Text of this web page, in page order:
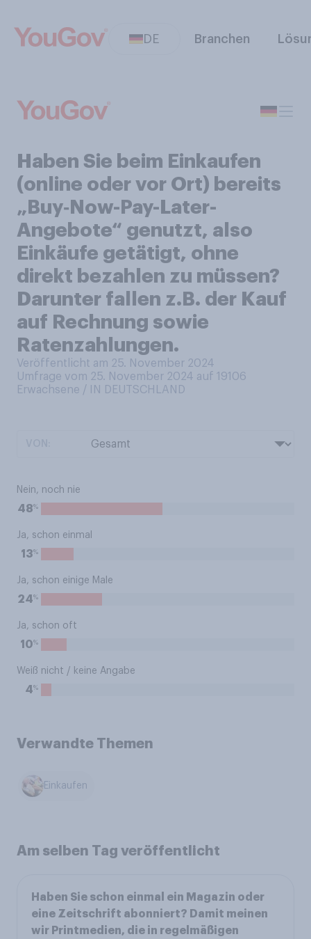
DE Branchen
Haben Sie beim Einkaufen
(online oder vor Ort) bereits
„Buy‑Now-Pay-Later-
Angebote“ genutzt, also
Einkäufe getätigt, ohne
direkt bezahlen zu müssen?
Darunter fallen z.B. der Kauf
auf Rechnung sowie
Ratenzahlungen.
Veröffentlicht am 25. November 2024
Umfrage vom 25. November 2024 auf 19106
Erwachsene / IN DEUTSCHLAND
Nein, noch nie
48%
Ja, schon einmal
13%
Ja, schon einige Male
24%
Ja, schon oft
10%
Weiß nicht / keine Angabe
4%
Verwandte Themen
Einkaufen
Am selben Tag veröffentlicht
Haben Sie schon einmal ein Magazin oder
eine Zeitschrift abonniert? Damit meinen
wir Printmedien, die in regelmäßigen